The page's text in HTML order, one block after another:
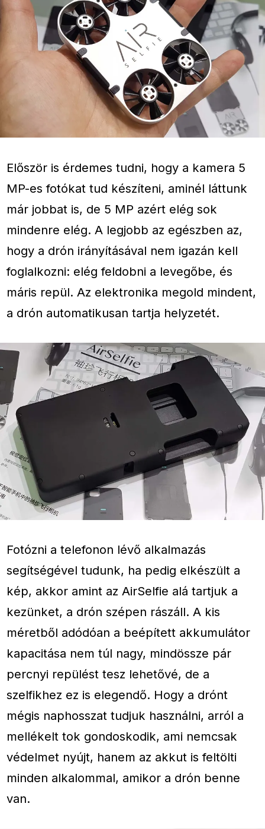
Először is érdemes tudni, hogy a kamera 5
MP-es fotókat tud készíteni, aminél láttunk
már jobbat is, de 5 MP azért elég sok
mindenre elég. A legjobb az egészben az,
hogy a drón irányításával nem igazán kell
foglalkozni: elég feldobni a levegőbe, és
máris repül. Az elektronika megold mindent,
a drón automatikusan tartja helyzetét.
Fotózni a telefonon lévő alkalmazás
segítségével tudunk, ha pedig elkészült a
kép, akkor amint az AirSelfie alá tartjuk a
kezünket, a drón szépen rászáll. A kis
méretből adódóan a beépített akkumulátor
kapacitása nem túl nagy, mindössze pár
percnyi repülést tesz lehetővé, de a
szelfikhez ez is elegendő. Hogy a drónt
mégis naphosszat tudjuk használni, arról a
mellékelt tok gondoskodik, ami nemcsak
védelmet nyújt, hanem az akkut is feltölti
minden alkalommal, amikor a drón benne
van.